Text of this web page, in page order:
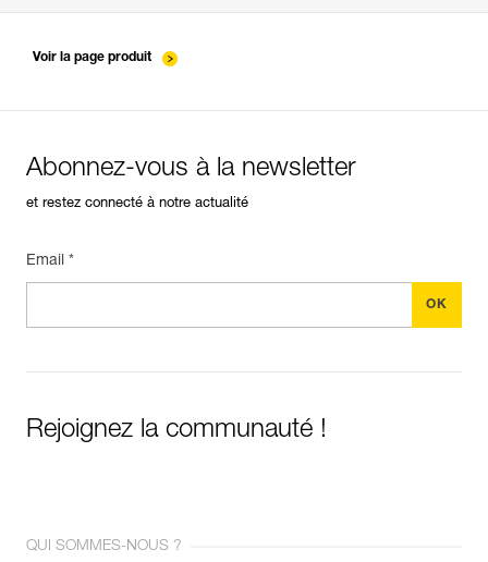
Voir la page produit
Abonnez-vous à la newsletter
et restez connecté à notre actualité
Email *
Rejoignez la communauté !
QUI SOMMES-NOUS ?